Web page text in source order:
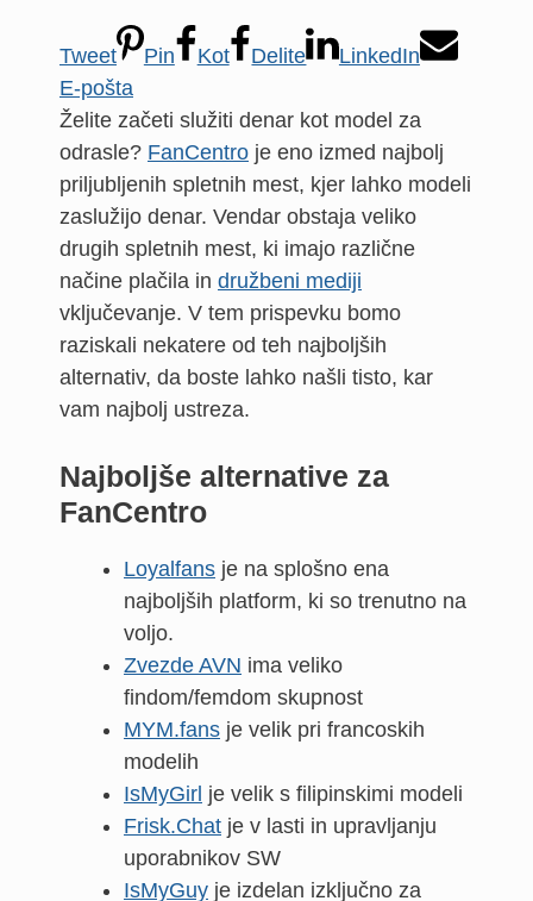
Tweet Pin Kot Delite
LinkedIn
E-pošta
Želite začeti služiti denar kot model za
odrasle? FanCentro je eno izmed najbolj
priljubljenih spletnih mest, kjer lahko modeli
zaslužijo denar. Vendar obstaja veliko
drugih spletnih mest, ki imajo različne
načine plačila in družbeni mediji
vključevanje. V tem prispevku bomo
raziskali nekatere od teh najboljših
alternativ, da boste lahko našli tisto, kar
vam najbolj ustreza.
Najboljše alternative za
FanCentro
Loyalfans je na splošno ena
najboljših platform, ki so trenutno na
voljo.
Zvezde AVN ima veliko
findom/femdom skupnost
MYM.fans je velik pri francoskih
modelih
IsMyGirl je velik s filipinskimi modeli
Frisk.Chat je v lasti in upravljanju
uporabnikov SW
IsMyGuy je izdelan izključno za